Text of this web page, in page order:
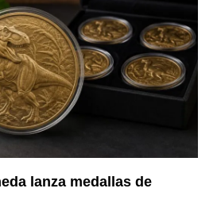
lanza medallas de